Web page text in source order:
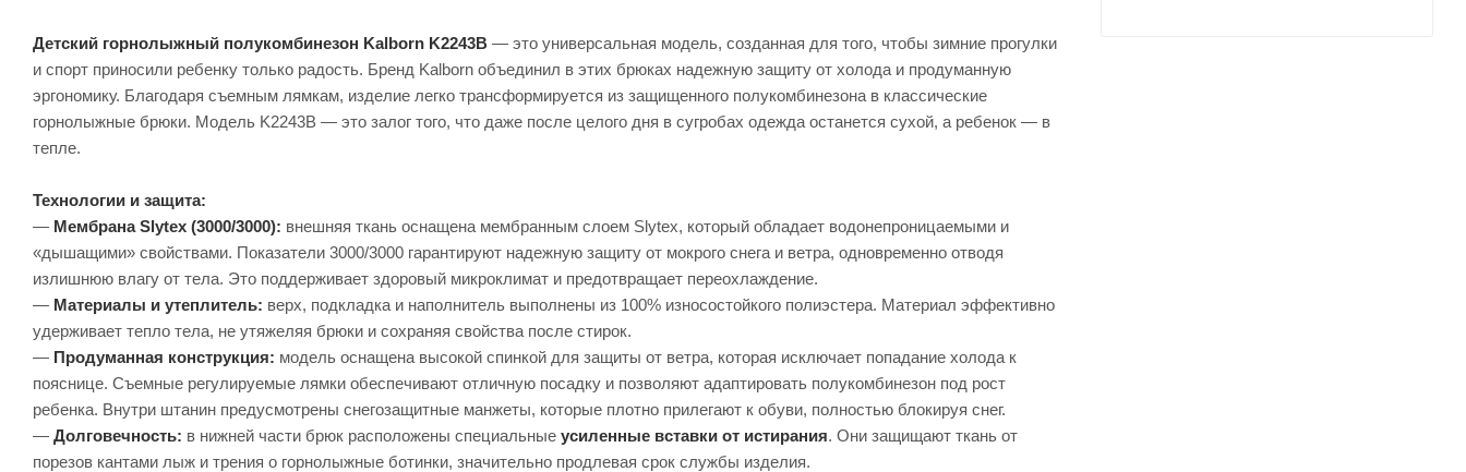
Детский горнолыжный полукомбинезон Kalborn K2243B — это универсальная модель, созданная для того, чтобы зимние прогулки
и спорт приносили ребенку только радость. Бренд Kalborn объединил в этих брюках надежную защиту от холода и продуманную
эргономику. Благодаря съемным лямкам, изделие легко трансформируется из защищенного полукомбинезона в классические
горнолыжные брюки. Модель K2243B — это залог того, что даже после целого дня в сугробах одежда останется сухой, а ребенок — в
тепле.
Технологии и защита:
— Мембрана Slytex (3000/3000): внешняя ткань оснащена мембранным слоем Slytex, который обладает водонепроницаемыми и
«дышащими» свойствами. Показатели 3000/3000 гарантируют надежную защиту от мокрого снега и ветра, одновременно отводя
излишнюю влагу от тела. Это поддерживает здоровый микроклимат и предотвращает переохлаждение.
— Материалы и утеплитель: верх, подкладка и наполнитель выполнены из 100% износостойкого полиэстера. Материал эффективно
удерживает тепло тела, не утяжеляя брюки и сохраняя свойства после стирок.
— Продуманная конструкция: модель оснащена высокой спинкой для защиты от ветра, которая исключает попадание холода к
пояснице. Съемные регулируемые лямки обеспечивают отличную посадку и позволяют адаптировать полукомбинезон под рост
ребенка. Внутри штанин предусмотрены снегозащитные манжеты, которые плотно прилегают к обуви, полностью блокируя снег.
— Долговечность: в нижней части брюк расположены специальные усиленные вставки от истирания. Они защищают ткань от
порезов кантами лыж и трения о горнолыжные ботинки, значительно продлевая срок службы изделия.